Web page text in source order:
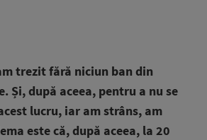
trezit fără niciun ban din
Și, după aceea, pentru a nu se
lucru, iar am strâns, am
este că, după aceea, la 20